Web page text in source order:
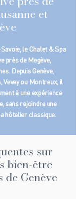
et
le Chalet & Spa
près de Megève,
Depuis Genève,
Vevey ou Montreux, il
à une expérience
sans rejoindre une
hôtelier classique.
sur
bien-être
de Genève